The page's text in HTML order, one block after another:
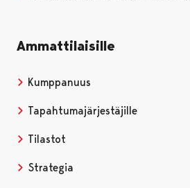
Ammattilaisille
Kumppanuus
Tapahtumajärjestäjille
Tilastot
Strategia